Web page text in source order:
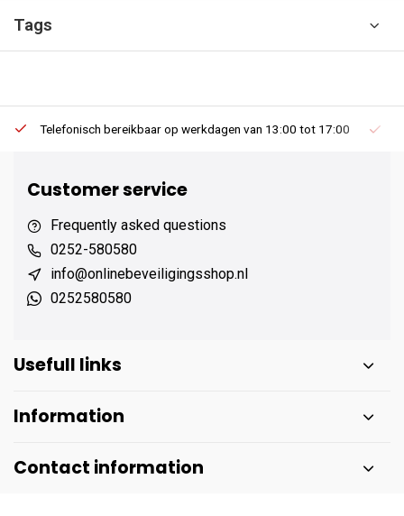
Tags
Telefonisch bereikbaar op werkdagen van 13:00 tot 17:00
Customer service
Frequently asked questions
0252-580580
info@onlinebeveiligingsshop.nl
0252580580
Usefull links
Information
Contact information